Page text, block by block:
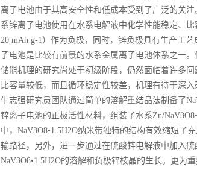
离子电池由于其高安全性和低成本受到了广泛的关
系锌离子电池使用在水系电解液中化学性能稳定、
20 mAh g-1）作为负极，同时，锌负极具有生产工
子电池是比较有前景的水系金属离子电池体系之一
储能机理的研究尚处于初级阶段，仍然面临着许多
比容量较低，而且循环稳定性较差，机理有待于深
牛志强研究员团队通过简单的溶解重结晶法制备了
锌离子电池的正极活性材料，组装了水系Zn/
中，NaV3O8•1.5H2O纳米带独特的结构有效缩短了
输路径，另外，进一步通过在硫酸锌电解液中加入
NaV3O8•1.5H2O的溶解和负极锌枝晶的生长。更为